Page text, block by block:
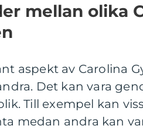
mellan olika
aspekt av Carolina
Det kan vara
Till exempel kan
medan andra kan